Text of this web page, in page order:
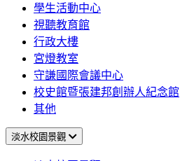
學生活動中心
視聽教育館
行政大樓
宮燈教室
守謙國際會議中心
校史館暨張建邦創辦人紀念館
其他
淡水校園景觀